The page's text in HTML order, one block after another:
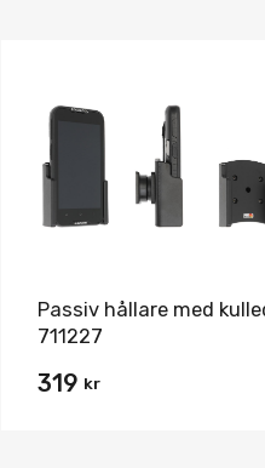
Passiv hållare med
711227
319 kr